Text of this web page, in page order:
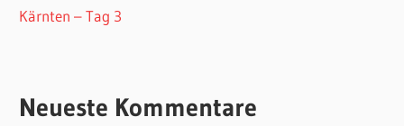
Kärnten – Tag 3
Neueste Kommentare